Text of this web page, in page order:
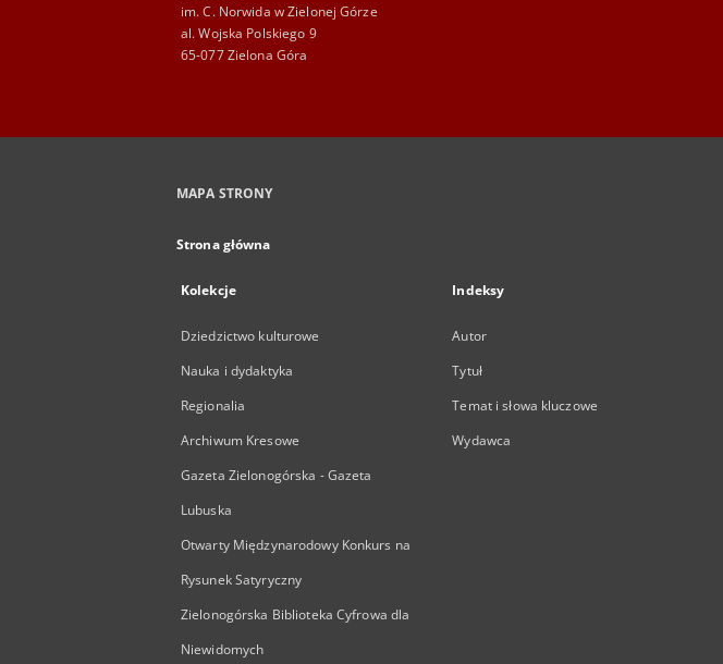
im. C. Norwida w Zielonej Górze
al. Wojska Polskiego 9
65-077 Zielona Góra
MAPA STRONY
Strona główna
Kolekcje
Dziedzictwo kulturowe
Nauka i dydaktyka
Regionalia
Archiwum Kresowe
Gazeta Zielonogórska - Gazeta
Lubuska
Otwarty Międzynarodowy Konkurs na
Rysunek Satyryczny
Zielonogórska Biblioteka Cyfrowa dla
Niewidomych
Indeksy
Autor
Tytuł
Temat i słowa kluczowe
Wydawca